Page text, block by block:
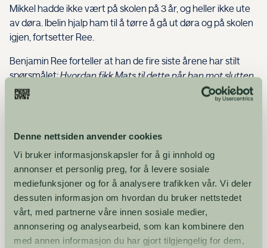
Denne nettsiden anvender cookies
Vi bruker informasjonskapsler for å gi innhold og
annonser et personlig preg, for å levere sosiale
mediefunksjoner og for å analysere trafikken vår. Vi deler
dessuten informasjon om hvordan du bruker nettstedet
vårt, med partnerne våre innen sosiale medier,
annonsering og analysearbeid, som kan kombinere den
med annen informasjon du har gjort tilgjengelig for dem,
Mikkel hadde ikke vært på skolen på 3 år, og heller ikke ute
av døra. Ibelin hjalp ham til å tørre å gå ut døra og på skolen
igjen, fortsetter Ree.
Benjamin Ree forteller at han de fire siste årene har stilt
spørsmålet:Hvordan fikk Mats til dette når han mot slutten
av livet bare klarte å røre fingrene sine?
hvordan de hadde det - egentlig. Og han mente det. Han
ville veldig gjerne vite. Og så det neste han gjorde er like
viktig: Han prioriterte å lytte. Han var tilstede og nysgjerrig.
Dette er noe som har inspirert meg veldig og som jeg
prøver å leve opp til, selv om det ofte kan være vanskelig.
Samtidig vil jeg si at Mats/Ibelin en sammensatt person. Han
holdt mye skjult for andre, han kunne lyve og få
raseriutbrudd, for så å be om unnskyldning. Vennene hans